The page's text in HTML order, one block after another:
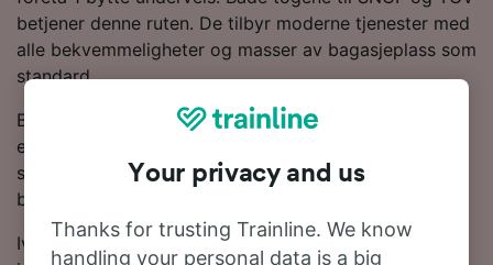
betjener denne ruten. De tilbyr moderne tjenester med
alle bekvemmeligheter og masser av bagasjeplass som
standard.
Bruk reiseplanleggeren vår øverst på siden for å søke
etter billige billetter, så viser vi deg hvor mye du kan
spare på togbilletter fra Josselin til Paris når du
bestiller på forhånd.
Ivrig etter å bestille togbillettene dine til Paris? Det er
Your privacy and us
Thanks for trusting Trainline. We know
handling your personal data is a big